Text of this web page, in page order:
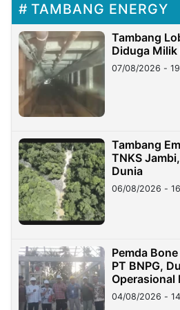
TAMBANG ENERGY
Tambang
Diduga
07/08/2026 -
Tambang
TNKS
Dunia
06/08/2026 -
Pemda
PT BNPG,
Operasional
04/08/2026 -